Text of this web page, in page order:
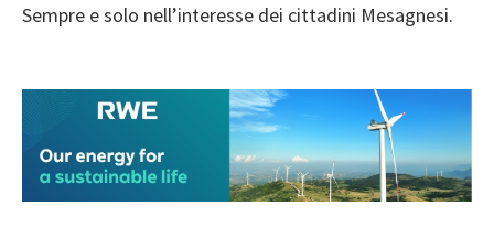
Sempre e solo nell’interesse dei cittadini Mesagnesi.